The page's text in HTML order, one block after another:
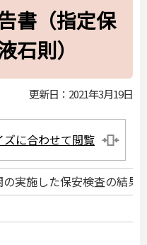
書（指定保
石則）
更新日：2021年3月19日
ズに合わせて閲覧
実施した保安検査の結果